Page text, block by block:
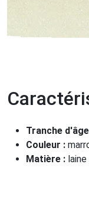
Tranche
Couleur :
Matière : laine